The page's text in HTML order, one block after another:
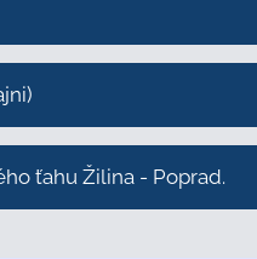
ťahu Žilina - Poprad.